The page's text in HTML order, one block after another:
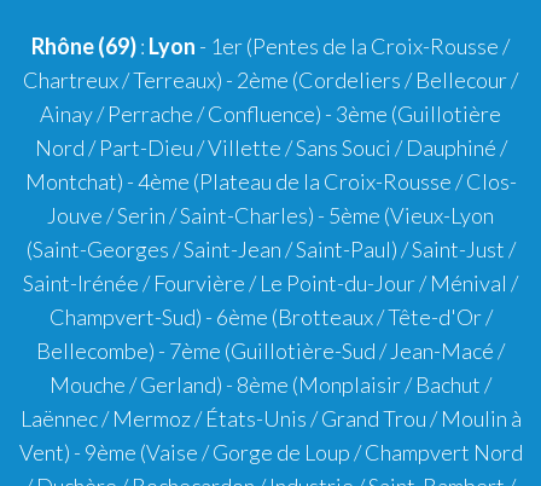
Rhône (69): Lyon - 1er(Pentes de la Croix-Rousse /
Chartreux / Terreaux) - 2ème (Cordeliers / Bellecour /
Ainay / Perrache / Confluence) - 3ème (Guillotière
Nord / Part-Dieu / Villette / Sans Souci / Dauphiné /
Montchat) -4ème (Plateau de la Croix-Rousse / Clos-
Jouve / Serin / Saint-Charles) - 5ème (Vieux-Lyon
(Saint-Georges / Saint-Jean / Saint-Paul) / Saint-Just /
Saint-Irénée / Fourvière / Le Point-du-Jour / Ménival /
Champvert-Sud) - 6ème (Brotteaux / Tête-d'Or /
Bellecombe) - 7ème (Guillotière-Sud / Jean-Macé /
Mouche / Gerland) - 8ème (Monplaisir / Bachut /
Laënnec / Mermoz / États-Unis / Grand Trou / Moulin à
Vent) - 9ème (Vaise / Gorge de Loup / Champvert Nord